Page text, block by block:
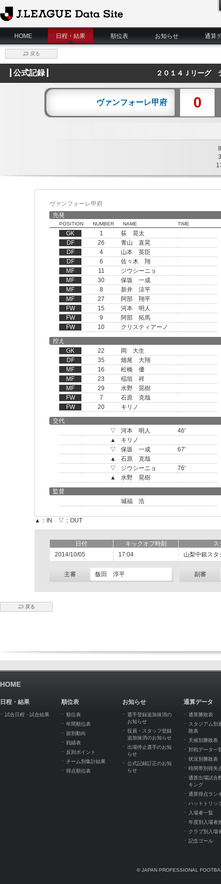
J.League Data Site
HOME
日程・結果 順位表 お知らせ 通算
戻る
公式記録 ２０１４Ｊリーグ
ヴァンフォーレ甲府 0
8
3
ヴァンフォーレ甲府
先発
POSITION NUMBER NAME TIME
GK 1
荻 晃太
DF
26
青山 直晃
DF
4
山本 英臣
DF
6
佐々木 翔
MF
11
ジウシーニョ
MF
30
保坂 一成
MF
8
新井 涼平
MF
27
阿部 翔平
FW
15
河本 明人
FW
9
阿部 拓馬
FW
10
クリスティアーノ
控え
GK
22
岡 大生
DF
35
畑尾 大翔
MF
16
松橋 優
MF
23
稲垣 祥
MF
29
水野 晃樹
FW
7
石原 克哉
FW
20
キリノ
交代
▽
河本 明人
46'
▲
キリノ
▽
保坂 一成
67'
▲
石原 克哉
▽
ジウシーニョ
76'
▲
水野 晃樹
監督
城福 浩
▲：IN ▽：OUT
日付 キックオフ時刻
ス
2014/10/05
17:04 山梨中銀スタ
主審 飯田 淳平 副審
戻る
HOME
日程・結果
試合日程・試合結果
順位表
順位表
年間順位表
節別動向
戦績表
反則ポイント
チーム別集計結果
得点順位表
お知らせ
選手登録追加抹消の
お知らせ
役員・スタッフ登録
追加抹消のお知らせ
出場停止選手のお知
らせ
公式記録訂正のお知
らせ
通算データ
通算勝敗表
スタジアム別
敗表
天候別勝敗表
対戦データ一
状況別勝敗表
時間帯別得失
通算出場試合
キング
通算得点ラン
ハットトリッ
入場者一覧
年度別入場者
クラブ別入場
記念ゴール
© JAPAN PROFESSIONAL